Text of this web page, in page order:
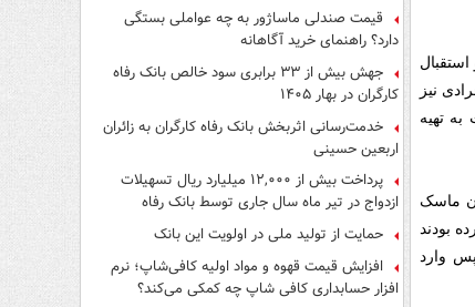
نیز
تهیه
ماسک
بودند
وارد
قیمت صندلی ماساژور به چه عواملی بستگی
دارد؟ راهنمای خرید آگاهانه
جهش بیش از ۳۳ برابری سود خالص بانک رفاه
کارگران در بهار ۱۴۰۵
خدمت‌رسانی اثربخش بانک رفاه کارگران به زائران
اربعین حسینی
پرداخت بیش از ۱۲,۰۰۰ میلیارد ریال تسهیلات
ازدواج در تیر ماه سال جاری توسط بانک رفاه
کارگران
حمایت از تولید ملی در اولویت این بانک
افزایش قیمت قهوه و مواد اولیه کافی‌شاپ؛ نرم
افزار حسابداری کافی شاپ چه کمکی می‌کند؟